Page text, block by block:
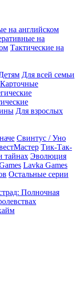
на английском
на
Тактические на
Для всей семьи
Карточные
Для взрослых
Свинтус / Уно
Тик-Так-
Эволюция
Lavka Games
Остальные серии
Полночная